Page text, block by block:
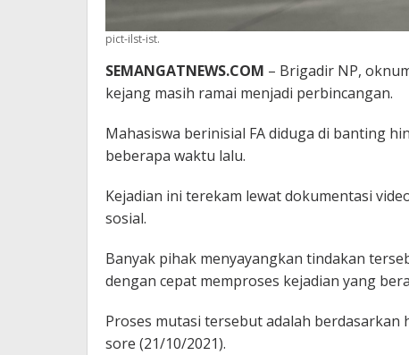
pict-ilst-ist.
SEMANGATNEWS.COM – Brigadir NP,
kejang masih ramai menjadi perbincangan.
Mahasiswa berinisial FA diduga di banting
beberapa waktu lalu.
Kejadian ini terekam lewat dokumentasi
sosial.
Banyak pihak menyayangkan tindakan
dengan cepat memproses kejadian yang
Proses mutasi tersebut adalah berdasarkan
sore (21/10/2021).